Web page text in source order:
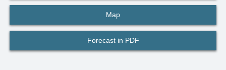
Map
Forecast in PDF